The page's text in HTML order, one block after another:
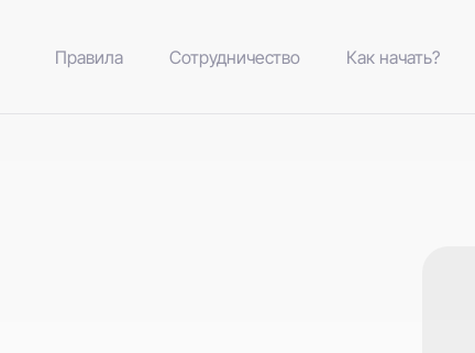
Правила Сотрудничество Как начать?